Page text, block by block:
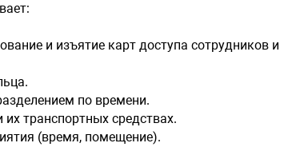
SM09 на
карты
Допуск
и изъятие карт доступа сотрудников и
по времени.
транспортных средствах.
(время, помещение).